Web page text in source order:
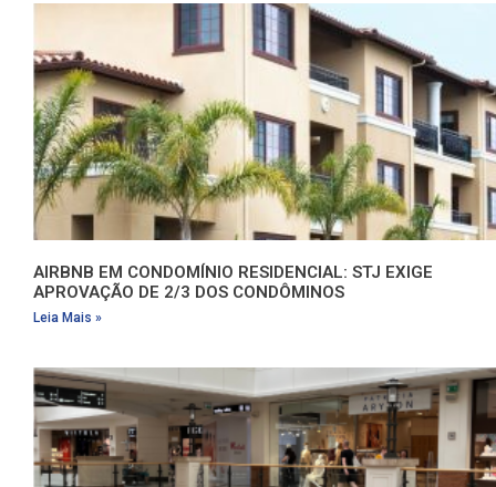
AIRBNB EM CONDOMÍNIO RESIDENCIAL: STJ EXIGE
APROVAÇÃO DE 2/3 DOS CONDÔMINOS
Leia Mais »